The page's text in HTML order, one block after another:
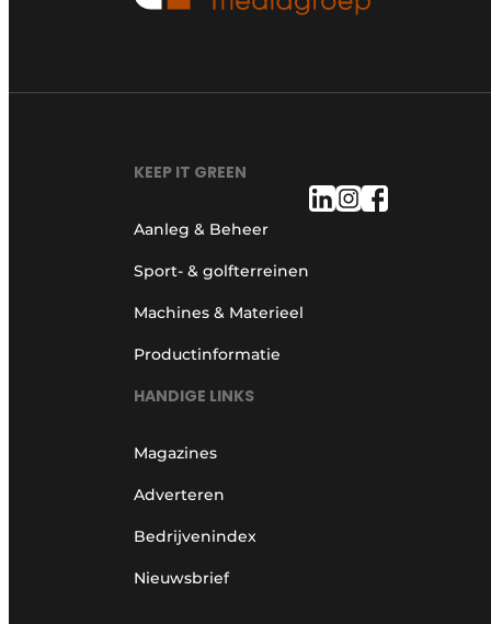
KEEP IT GREEN
Aanleg & Beheer
Sport- & golfterreinen
Machines & Materieel
Productinformatie
HANDIGE LINKS
Magazines
Adverteren
Bedrijvenindex
Nieuwsbrief